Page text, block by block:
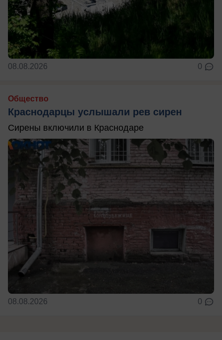
08.08.2026 0
Общество
Краснодарцы услышали рев сирен
Сирены включили в Краснодаре
08.08.2026 0